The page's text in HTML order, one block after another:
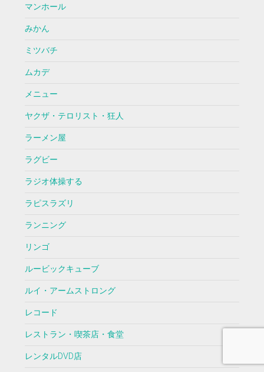
マンホール
みかん
ミツバチ
ムカデ
メニュー
ヤクザ・テロリスト・狂人
ラーメン屋
ラグビー
ラジオ体操する
ラピスラズリ
ランニング
リンゴ
ルービックキューブ
ルイ・アームストロング
レコード
レストラン・喫茶店・食堂
レンタルDVD店